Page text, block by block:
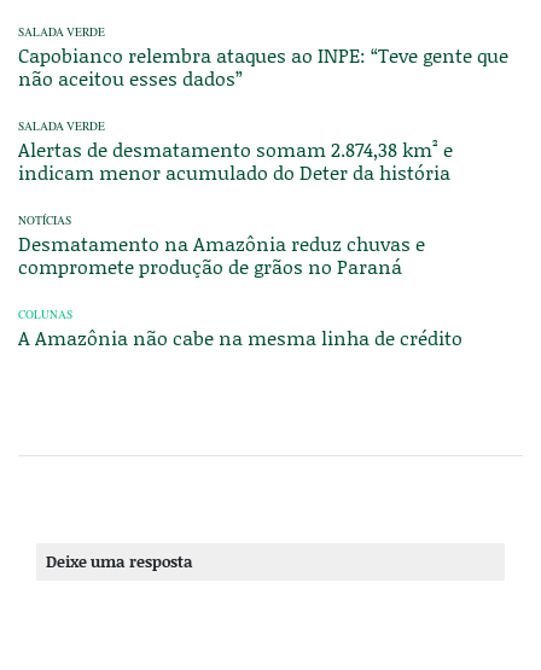
SALADA VERDE
Capobianco relembra ataques ao INPE: “Teve gente que
não aceitou esses dados”
SALADA VERDE
Alertas de desmatamento somam 2.874,38 km² e
indicam menor acumulado do Deter da história
NOTÍCIAS
Desmatamento na Amazônia reduz chuvas e
compromete produção de grãos no Paraná
COLUNAS
A Amazônia não cabe na mesma linha de crédito
Deixe uma resposta